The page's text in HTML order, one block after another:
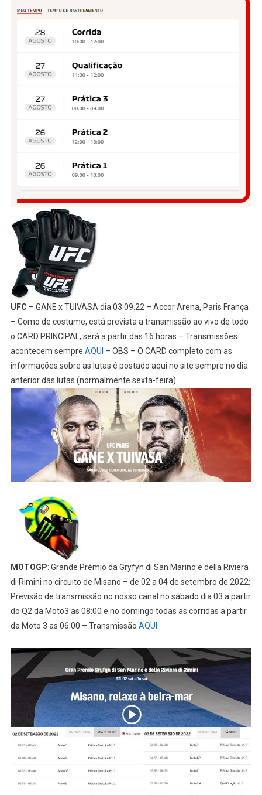
UFC – GANE x TUIVASA dia 03.09.22 – Accor Arena, Paris França
– Como de costume, está prevista a transmissão ao vivo de todo
o CARD PRINCIPAL, será a partir das 16 horas – Transmissões
acontecem sempre AQUI – OBS – O CARD completo com as
informações sobre as lutas é postado aqui no site sempre no dia
anterior das lutas (normalmente sexta-feira)
MOTOGP: Grande Prêmio da Gryfyn di San Marino e della Riviera
di Rimini no circuito de Misano – de 02 a 04 de setembro de 2022:
Previsão de transmissão no nosso canal no sábado dia 03 a partir
do Q2 da Moto3 as 08:00 e no domingo todas as corridas a partir
da Moto 3 as 06:00 – Transmissão AQUI